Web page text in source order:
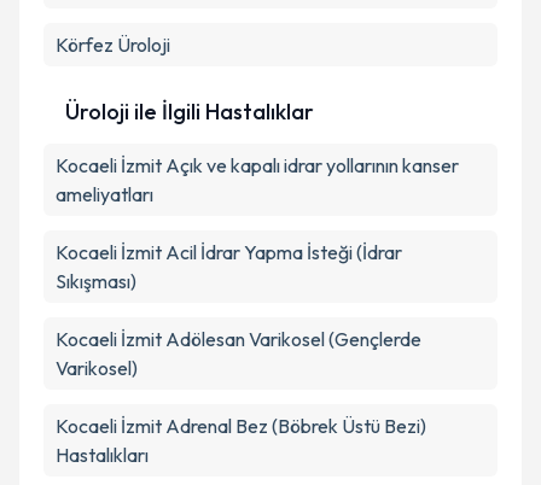
Körfez Üroloji
Üroloji ile İlgili Hastalıklar
Kocaeli İzmit Açık ve kapalı idrar yollarının kanser
ameliyatları
Kocaeli İzmit Acil İdrar Yapma İsteği (İdrar
Sıkışması)
Kocaeli İzmit Adölesan Varikosel (Gençlerde
Varikosel)
Kocaeli İzmit Adrenal Bez (Böbrek Üstü Bezi)
Hastalıkları